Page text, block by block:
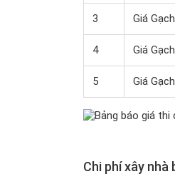
3 Giá
4 Giá
5 Giá
Chi phí xây nhà